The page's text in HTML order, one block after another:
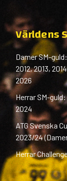
Världens
Damer SM-
2012, 2013,
2026
Herrar SM-guld:
2024
ATG Svenska
2023/24
Herrar